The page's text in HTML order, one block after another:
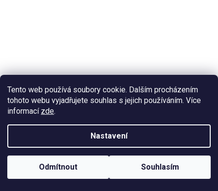
Tento web používá soubory cookie. Dalším procházením
tohoto webu vyjadřujete souhlas s jejich používáním. Více
informací zde.
Nastavení
Odmítnout Souhlasím
630 Kč